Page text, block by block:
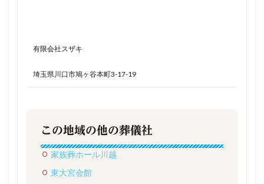
有限会社スザキ
埼玉県川口市鳩ヶ谷本町3-17-19
この地域の他の葬儀社
家族葬ホール川越
東大宮会館